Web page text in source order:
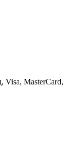
Visa, MasterCard,